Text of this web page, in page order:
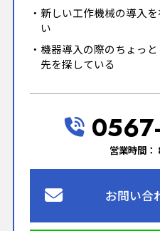
新しい工作機械の導入
い
機器導入の際のちょっ
先を探している
営業時間
お問い合